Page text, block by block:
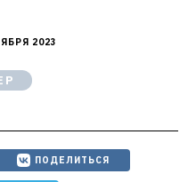
2023
ПОДЕЛИТЬСЯ